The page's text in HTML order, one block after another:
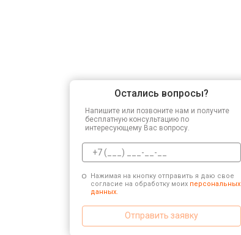
Остались вопросы?
Напишите или позвоните нам и получите
бесплатную консультацию по
интересующему Вас вопросу.
Нажимая на кнопку отправить я даю свое
согласие на обработку моих персональных
данных.
Отправить заявку